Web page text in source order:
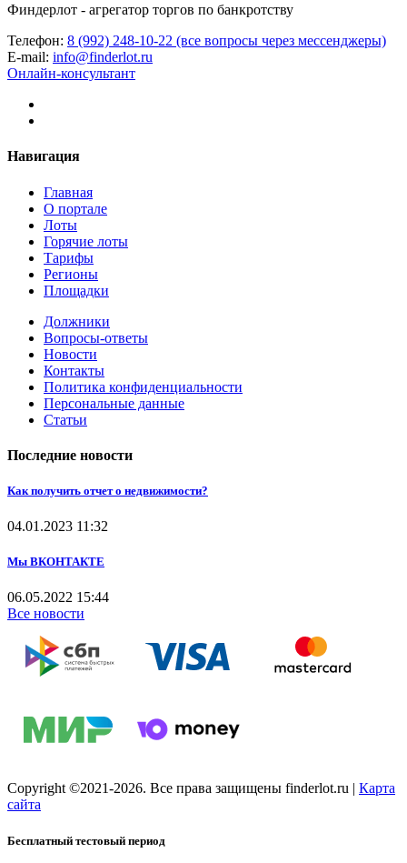
Финдерлот - агрегатор торгов по банкротству
Телефон: 8 (992) 248-10-22 (все вопросы через мессенджеры)
E-mail: info@finderlot.ru
Онлайн-консультант
Навигация
Главная
О портале
Лоты
Горячие лоты
Тарифы
Регионы
Площадки
Должники
Вопросы-ответы
Новости
Контакты
Политика конфиденциальности
Персональные данные
Статьи
Последние новости
Как получить отчет о недвижимости?
04.01.2023 11:32
Мы ВКОНТАКТЕ
06.05.2022 15:44
Все новости
Copyright ©2021-2026. Все права защищены finderlot.ru
Карта
сайта
Бесплатный тестовый период